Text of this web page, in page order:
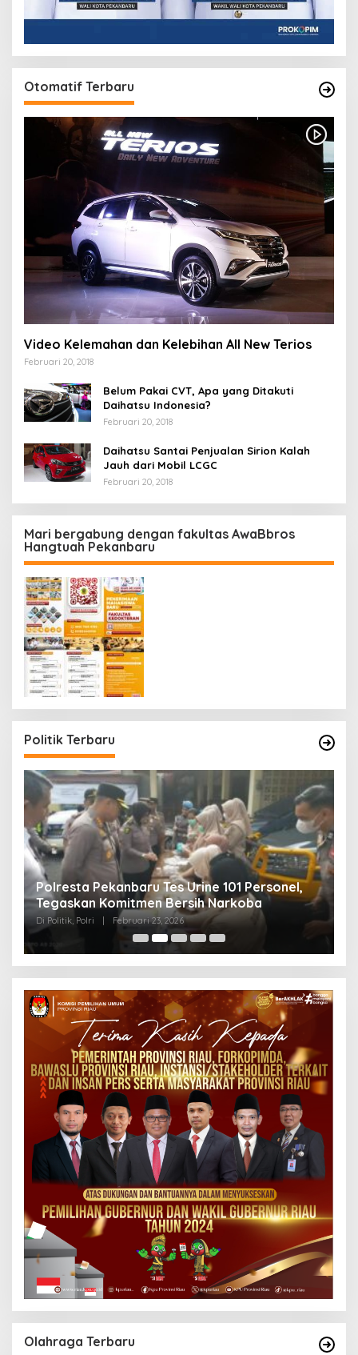
Otomatif Terbaru
Video Kelemahan dan Kelebihan All New Terios
Februari 20, 2018
Belum Pakai CVT, Apa yang Ditakuti
Daihatsu Indonesia?
Februari 20, 2018
Daihatsu Santai Penjualan Sirion Kalah
Jauh dari Mobil LCGC
Februari 20, 2018
Mari bergabung dengan fakultas AwaBbros
Hangtuah Pekanbaru
Politik Terbaru
Polresta Pekanbaru Tes Urine 101 Personel,
Tegaskan Komitmen Bersih Narkoba
Di Politik, Polri | Februari 23, 2026
Olahraga Terbaru